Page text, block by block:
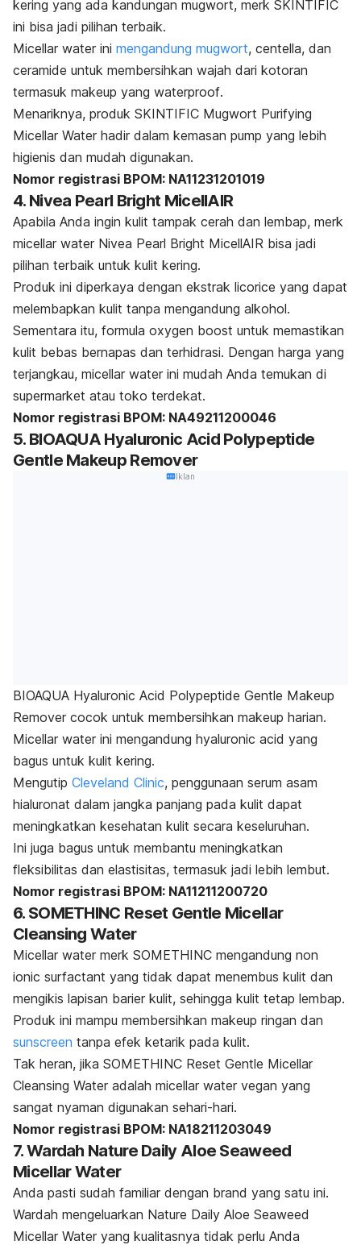
kering yang ada kandungan mugwort, merk SKINTIFIC
ini bisa jadi pilihan terbaik.
Micellar water ini mengandung mugwort, centella, dan
ceramide untuk membersihkan wajah dari kotoran
termasuk makeup yang waterproof.
Menariknya, produk SKINTIFIC Mugwort Purifying
Micellar Water hadir dalam kemasan pump yang lebih
higienis dan mudah digunakan.
Nomor registrasi BPOM: NA11231201019
4. Nivea Pearl Bright MicellAIR
Apabila Anda ingin kulit tampak cerah dan lembap, merk
micellar water Nivea Pearl Bright MicellAIR bisa jadi
pilihan terbaik untuk kulit kering.
Produk ini diperkaya dengan ekstrak licorice yang dapat
melembapkan kulit tanpa mengandung alkohol.
Sementara itu, formula oxygen boost untuk memastikan
kulit bebas bernapas dan terhidrasi. Dengan harga yang
terjangkau, micellar water ini mudah Anda temukan di
supermarket atau toko terdekat.
Nomor registrasi BPOM: NA49211200046
5. BIOAQUA Hyaluronic Acid Polypeptide
Gentle Makeup Remover
Iklan
BIOAQUA Hyaluronic Acid Polypeptide Gentle Makeup
Remover cocok untuk membersihkan makeup harian.
Micellar water ini mengandung hyaluronic acid yang
bagus untuk kulit kering.
Mengutip Cleveland Clinic, penggunaan serum asam
hialuronat dalam jangka panjang pada kulit dapat
meningkatkan kesehatan kulit secara keseluruhan.
Ini juga bagus untuk membantu meningkatkan
fleksibilitas dan elastisitas, termasuk jadi lebih lembut.
Nomor registrasi BPOM: NA11211200720
6. SOMETHINC Reset Gentle Micellar
Cleansing Water
Micellar water merk SOMETHINC mengandung non
ionic surfactant yang tidak dapat menembus kulit dan
mengikis lapisan barier kulit, sehingga kulit tetap lembap.
Produk ini mampu membersihkan makeup ringan dan
sunscreen tanpa efek ketarik pada kulit.
Tak heran, jika SOMETHINC Reset Gentle Micellar
Cleansing Water adalah micellar water vegan yang
sangat nyaman digunakan sehari-hari.
Nomor registrasi BPOM: NA18211203049
7. Wardah Nature Daily Aloe Seaweed
Micellar Water
Anda pasti sudah familiar dengan brand yang satu ini.
Wardah mengeluarkan Nature Daily Aloe Seaweed
Micellar Water yang kualitasnya tidak perlu Anda